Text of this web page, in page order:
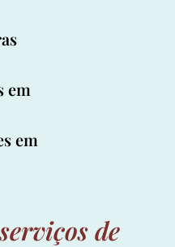
em
em
de